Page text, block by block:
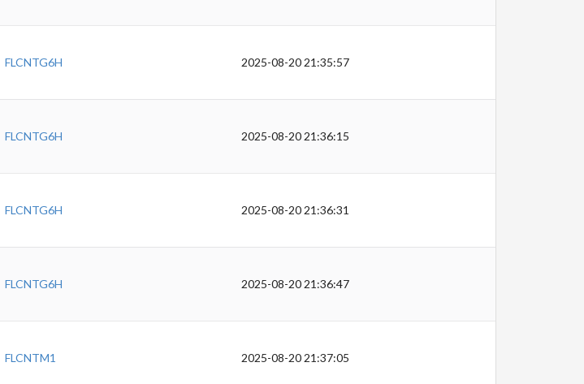
FLCNTG6H 2025-08-20 21:35:57
FLCNTG6H 2025-08-20 21:36:15
FLCNTG6H 2025-08-20 21:36:31
FLCNTG6H 2025-08-20 21:36:47
FLCNTM1 2025-08-20 21:37:05